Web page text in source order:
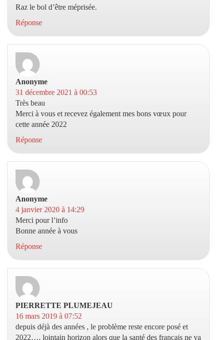
Raz le bol d’être méprisée.
Réponse
Anonyme
31 décembre 2021 à 00:53
Très beau
Merci à vous et recevez également mes bons vœux pour
cette année 2022
Réponse
Anonyme
4 janvier 2020 à 14:29
Merci pour l’info
Bonne année à vous
Réponse
PIERRETTE PLUMEJEAU
16 mars 2019 à 07:52
depuis déjà des années , le problème reste encore posé et
2022…. lointain horizon alors que la santé des français ne va